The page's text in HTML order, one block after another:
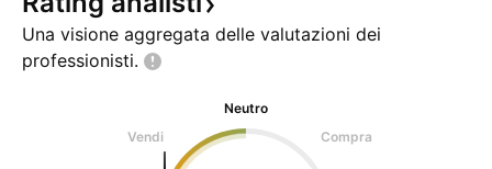
Una visione aggregata delle valutazioni dei
professionisti.
Neutro
Vendi
Compra